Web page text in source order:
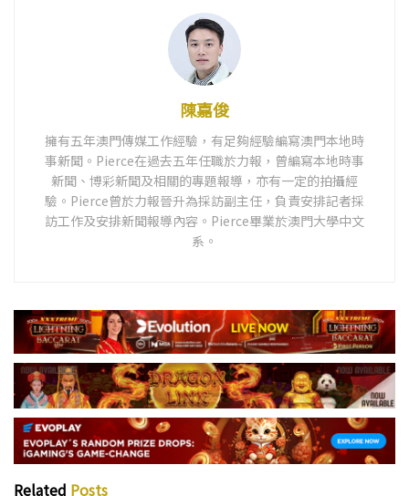
陳嘉俊
擁有五年澳門傳媒工作經驗，有足夠經驗編寫澳門本地時
事新聞。Pierce在過去五年任職於力報，曾編寫本地時事
新聞、博彩新聞及相關的專題報導，亦有一定的拍攝經
驗。Pierce曾於力報晉升為採訪副主任，負責安排記者採
訪工作及安排新聞報導內容。Pierce畢業於澳門大學中文
系。
Related Posts